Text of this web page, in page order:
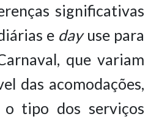
significativas
e day use para
que variam
das acomodações,
tipo dos serviços